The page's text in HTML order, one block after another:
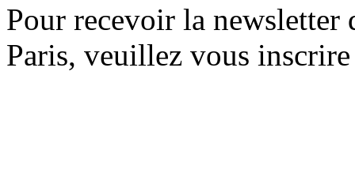
Pour recevoir la
Paris, veuillez vous